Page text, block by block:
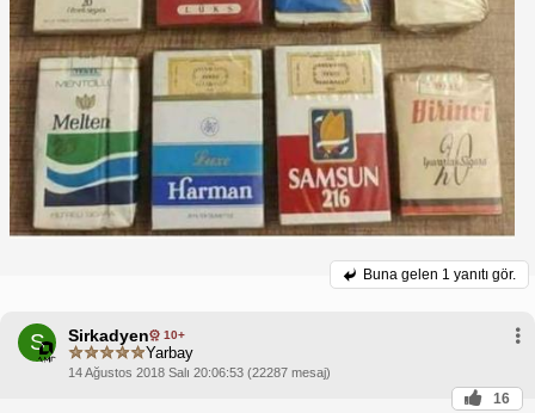
Buna gelen 1 yanıtı gör.
S Sirkadyen 10+
Yarbay
14 Ağustos 2018 Salı 20:06:53 (22287 mesaj)
16